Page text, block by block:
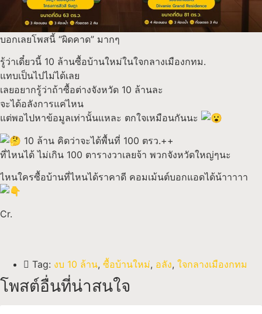
บอกเลยโพสนี้ “ผิดคาด” มากๆ
รู้ว่าเดี๋ยวนี้ 10 ล้านซื้อบ้านใหม่ในใจกลางเมืองกทม.
แทบเป็นไปไม่ได้เลย
เลยอยากรู้ว่าถ้าซื้อต่างจังหวัด 10 ล้านละ
จะได้อลังการแค่ไหน
แต่พอไปหาข้อมูลเท่านั้นแหละ ตกใจเหมือนกันนะ
10 ล้าน คิดว่าจะได้พื้นที่ 100 ตรว.++
ที่ไหนได้ ไม่เกิน 100 ตารางวาเลยจ้า พวกจังหวัดใหญ่ๆนะ
ไหนใครซื้อบ้านที่ไหนได้ราคาดี คอมเม้นต์บอกแอดได้น้าาาาา
Cr.
Tag: งบ 10 ล้าน, ซื้อบ้านใหม่, อลัง, ใจกลางเมืองกทม
โพสต์อื่นที่น่าสนใจ